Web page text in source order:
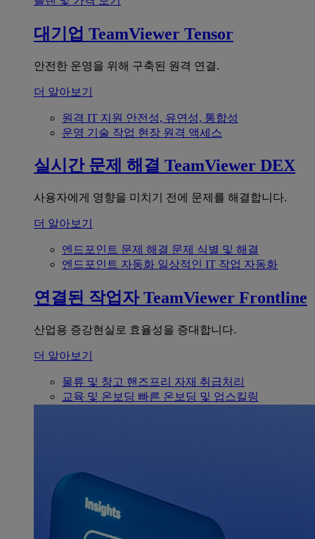
대기업 TeamViewer Tensor
안전한 운영을 위해 구축된 원격 연결.
더 알아보기
원격 IT 지원 안전성, 유연성, 통합성
운영 기술 작업 현장 원격 액세스
실시간 문제 해결 TeamViewer DEX
사용자에게 영향을 미치기 전에 문제를 해결합니다.
더 알아보기
엔드포인트 문제 해결 문제 식별 및 해결
엔드포인트 자동화 일상적인 IT 작업 자동화
연결된 작업자 TeamViewer Frontline
산업용 증강현실로 효율성을 증대합니다.
더 알아보기
물류 및 창고 핸즈프리 자재 취급처리
교육 및 온보딩 빠른 온보딩 및 업스킬링